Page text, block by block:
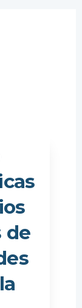
de